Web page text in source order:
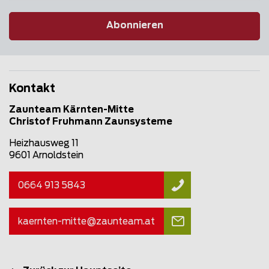
Abonnieren
Kontakt
Zaunteam Kärnten-Mitte
Christof Fruhmann Zaunsysteme
Heizhausweg 11
9601 Arnoldstein
0664 913 5843
kaernten-mitte@zaunteam.at